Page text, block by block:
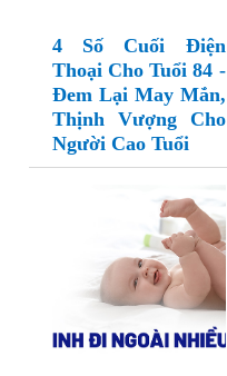
4 Số Cuối Điện
Thoại Cho Tuổi 84 -
Đem Lại May Mắn,
Thịnh Vượng Cho
Người Cao Tuổi